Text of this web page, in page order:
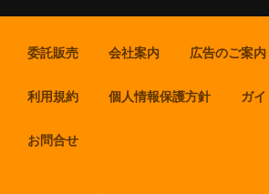
委託販売 会社案内 広告のご案内
利用規約 個人情報保護方針 ガ
お問合せ